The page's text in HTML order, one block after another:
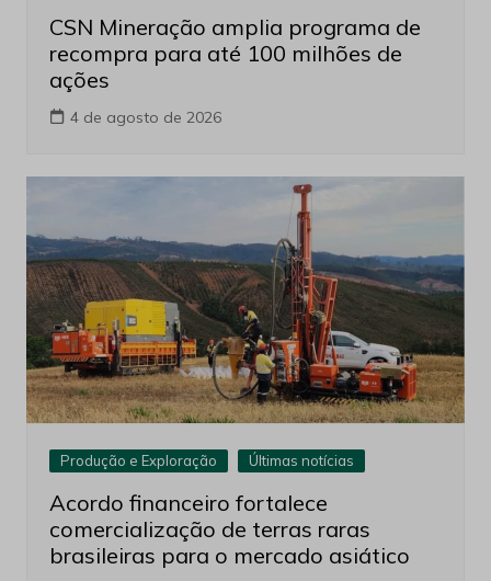
CSN Mineração amplia programa de
recompra para até 100 milhões de
ações
4 de agosto de 2026
Produção e Exploração Últimas notícias
Acordo financeiro fortalece
comercialização de terras raras
brasileiras para o mercado asiático